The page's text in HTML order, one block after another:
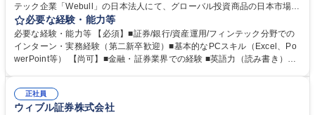
テック企業「Webull」の日本法人にて、グローバル投資商品の日本市場向
け企画・運営戦略の推進、ステークホルダーとの関係構築、規制対応など
をご担当いただきます。 【業務の詳細】■株式・投信・債券等の新サービ
ス企画・改善 ■証券取引所や金融機関等との関係構築 ■商品戦略策定およ
びプロダクトデザインのリード ■法規制に適合した社内ルール・業務プロ
プロダクト企画職】急成長中の米国オンライン証券★
必要な経験・能力等
必要な経験・能力等 【必須】■証券/銀行/資産運用/フィンテック分野での
インターン・実務経験（第二新卒歓迎）■基本的なPCスキル（Excel、Po
werPoint等） 【尚可】■金融・証券業界での経験 ■英語力（読み書き）
■設立10年足らずで米国第2位のオンライン証券へ急成長中のWebullグル
ープ ■四半期評価制度で頑張りが昇進・昇格に直結／挑戦機会が豊富 ■中
正社員
ウィブル証券株式会社